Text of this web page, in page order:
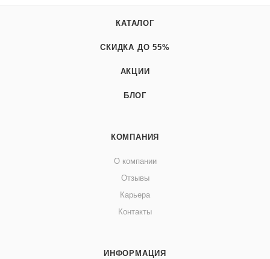
КАТАЛОГ
СКИДКА ДО 55%
АКЦИИ
БЛОГ
КОМПАНИЯ
О компании
Отзывы
Карьера
Контакты
ИНФОРМАЦИЯ